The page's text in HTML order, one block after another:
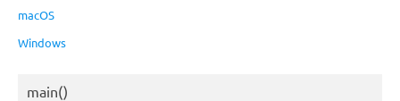
macOS
Windows
main()